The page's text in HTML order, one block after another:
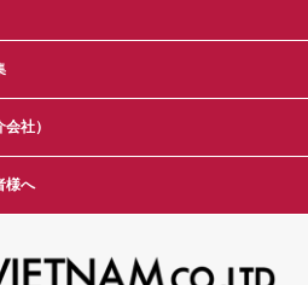
社）
様へ